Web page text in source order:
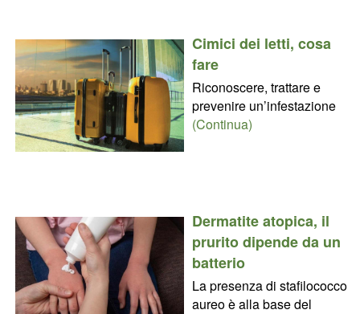
Cimici dei letti, cosa
fare
Riconoscere, trattare e
prevenire un’infestazione
(Continua)
Dermatite atopica, il
prurito dipende da un
batterio
La presenza di stafilococco
aureo è alla base del